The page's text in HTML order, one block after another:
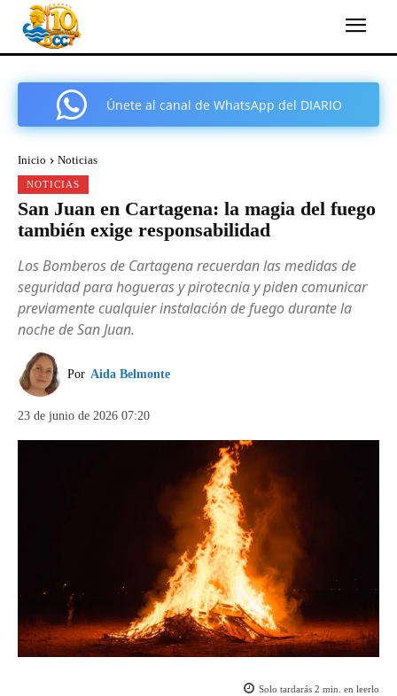
Únete al canal de WhatsApp del DIARIO
Inicio Noticias
NOTICIAS
San Juan en Cartagena: la magia del fuego
también exige responsabilidad
Los Bomberos de Cartagena recuerdan las medidas de
seguridad para hogueras y pirotecnia y piden comunicar
previamente cualquier instalación de fuego durante la
noche de San Juan.
Por Aida Belmonte
23 de junio de 2026 07:20
Solo tardarás 2 min. en leerlo